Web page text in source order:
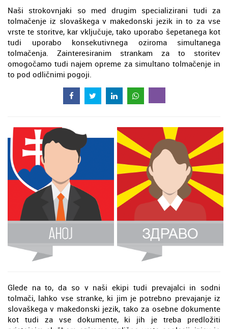
Naši strokovnjaki so med drugim specializirani tudi za
tolmačenje iz slovaškega v makedonski jezik in to za vse
vrste te storitve, kar vključuje, tako uporabo šepetanega kot
tudi uporabo konsekutivnega oziroma simultanega
tolmačenja. Zainteresiranim strankam za to storitev
omogočamo tudi najem opreme za simultano tolmačenje in
to pod odličnimi pogoji.
Glede na to, da so v naši ekipi tudi prevajalci in sodni
tolmači, lahko vse stranke, ki jim je potrebno prevajanje iz
slovaškega v makedonski jezik, tako za osebne dokumente
kot tudi za vse dokumente, ki jih je treba predložiti